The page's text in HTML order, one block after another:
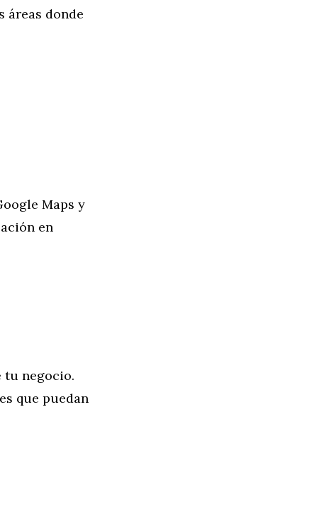
áreas donde
Maps y
en
tu negocio.
que puedan